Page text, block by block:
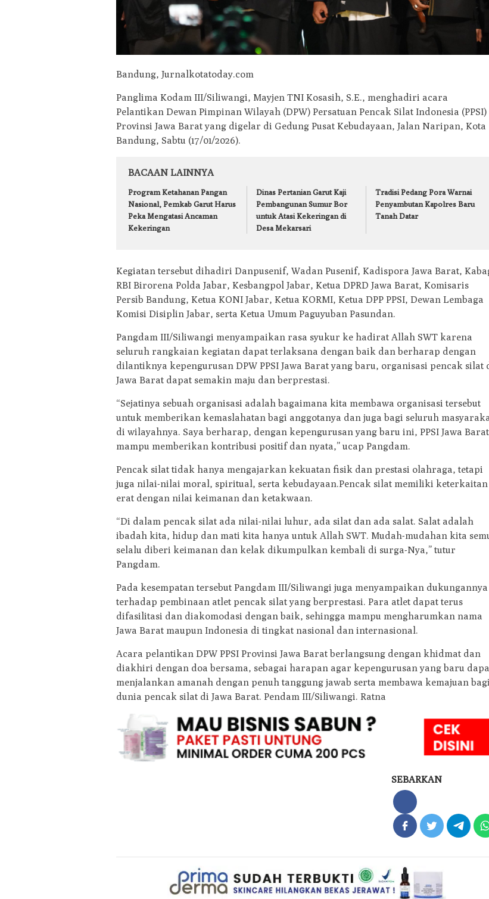
Bandung, Jurnalkotatoday.com
Panglima Kodam III/Siliwangi, Mayjen TNI Kosasih, S.E., menghadiri acara
Pelantikan Dewan Pimpinan Wilayah (DPW) Persatuan Pencak Silat Indonesia (PPSI)
Provinsi Jawa Barat yang digelar di Gedung Pusat Kebudayaan, Jalan Naripan, Kota
Bandung, Sabtu (17/01/2026).
BACAAN LAINNYA
Program Ketahanan Pangan
Nasional, Pemkab Garut Harus
Peka Mengatasi Ancaman
Kekeringan
Dinas Pertanian Garut Kaji
Pembangunan Sumur Bor
untuk Atasi Kekeringan di
Desa Mekarsari
Tradisi Pedang Pora Warnai
Penyambutan Kapolres Baru
Tanah Datar
Kegiatan tersebut dihadiri Danpusenif, Wadan Pusenif, Kadispora Jawa Barat,
RBI Birorena Polda Jabar, Kesbangpol Jabar, Ketua DPRD Jawa Barat, Komisaris
Persib Bandung, Ketua KONI Jabar, Ketua KORMI, Ketua DPP PPSI, Dewan Lembaga
Komisi Disiplin Jabar, serta Ketua Umum Paguyuban Pasundan.
Pangdam III/Siliwangi menyampaikan rasa syukur ke hadirat Allah SWT karena
seluruh rangkaian kegiatan dapat terlaksana dengan baik dan berharap dengan
dilantiknya kepengurusan DPW PPSI Jawa Barat yang baru, organisasi pencak silat
Jawa Barat dapat semakin maju dan berprestasi.
“Sejatinya sebuah organisasi adalah bagaimana kita membawa organisasi tersebut
untuk memberikan kemaslahatan bagi anggotanya dan juga bagi seluruh
di wilayahnya. Saya berharap, dengan kepengurusan yang baru ini, PPSI Jawa Barat
mampu memberikan kontribusi positif dan nyata,” ucap Pangdam.
Pencak silat tidak hanya mengajarkan kekuatan fisik dan prestasi olahraga, tetapi
juga nilai-nilai moral, spiritual, serta kebudayaan.Pencak silat memiliki keterkaitan
erat dengan nilai keimanan dan ketakwaan.
“Di dalam pencak silat ada nilai-nilai luhur, ada silat dan ada salat. Salat adalah
ibadah kita, hidup dan mati kita hanya untuk Allah SWT. Mudah-mudahan kita
selalu diberi keimanan dan kelak dikumpulkan kembali di surga-Nya,” tutur
Pangdam.
Pada kesempatan tersebut Pangdam III/Siliwangi juga menyampaikan dukungannya
terhadap pembinaan atlet pencak silat yang berprestasi. Para atlet dapat terus
difasilitasi dan diakomodasi dengan baik, sehingga mampu mengharumkan nama
Jawa Barat maupun Indonesia di tingkat nasional dan internasional.
Acara pelantikan DPW PPSI Provinsi Jawa Barat berlangsung dengan khidmat dan
diakhiri dengan doa bersama, sebagai harapan agar kepengurusan yang baru
menjalankan amanah dengan penuh tanggung jawab serta membawa kemajuan bagi
dunia pencak silat di Jawa Barat. Pendam III/Siliwangi. Ratna
SEBARKAN